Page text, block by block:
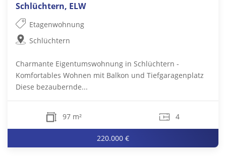
Schlüchtern, ELW
Etagenwohnung
Schlüchtern
Charmante Eigentumswohnung in Schlüchtern -
Komfortables Wohnen mit Balkon und Tiefgaragenplatz
Diese bezaubernde...
97 m² 4
220.000 €